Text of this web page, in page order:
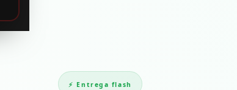
⚡ Entrega flash